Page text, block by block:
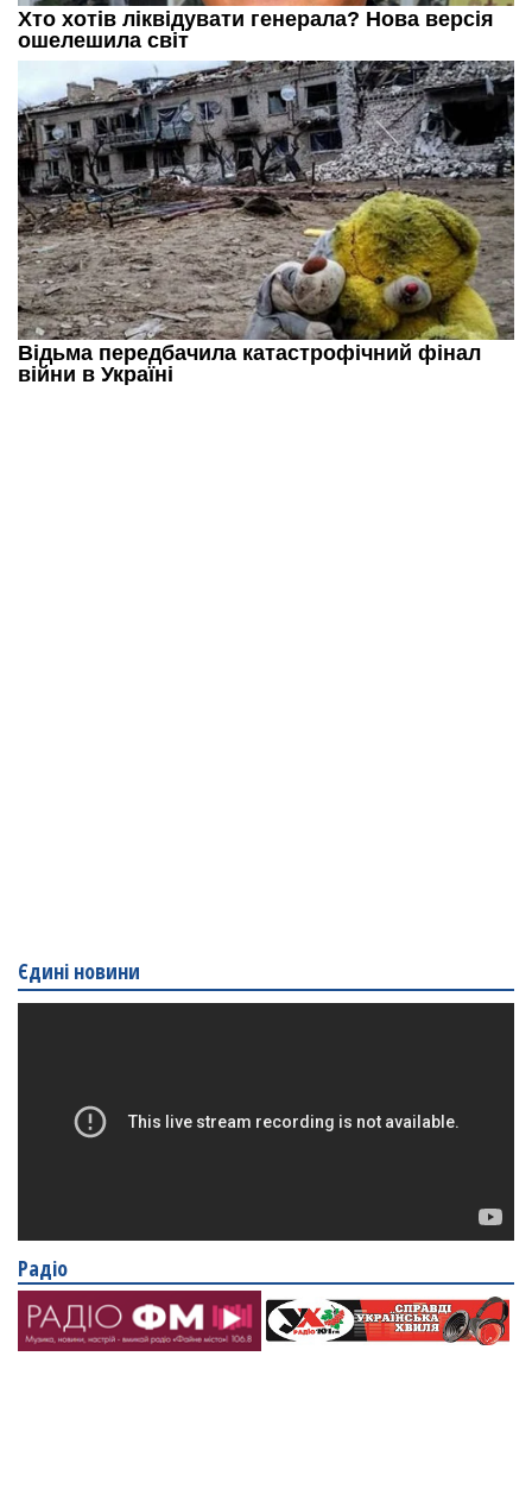
Єдині новини
Радіо